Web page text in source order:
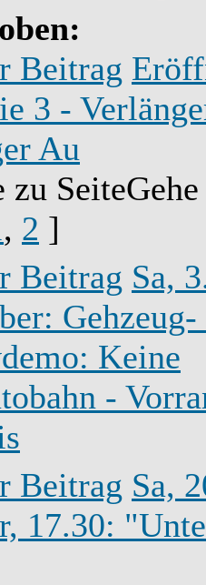
3 -
Au
, 2 ]
Sa,
Gehzeug-
Keine
-
Sa,
17.30: